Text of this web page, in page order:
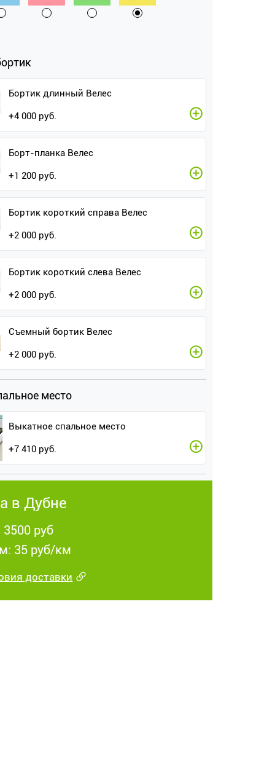
Бортик длинный Велес
+4 000 руб.
Борт-планка Велес
+1 200 руб.
Бортик короткий справа Велес
+2 000 руб.
Бортик короткий слева Велес
+2 000 руб.
Съемный бортик Велес
+2 000 руб.
место
Выкатное спальное место
+7 410 руб.
в Дубне
3500 руб
35 руб/км
доставки